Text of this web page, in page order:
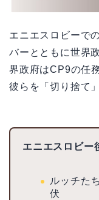
エニエスロビーで
バーとともに世界
界政府はCP9の任
彼らを「切り捨て
エニエスロビー
ルッチた
伏